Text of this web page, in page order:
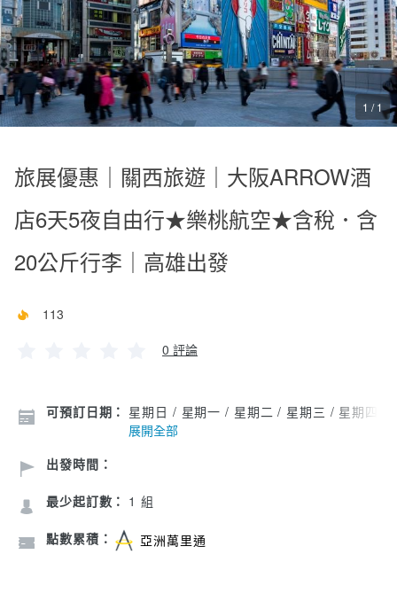
1 / 1
旅展優惠｜關西旅遊｜大阪ARROW酒
店6天5夜自由行★樂桃航空★含稅．含
20公斤行李｜高雄出發
0 評論
113
可預訂日期： 星期日 / 星期一 / 星期二 / 星期三 / 星期四 /
展開全部
出發時間：
最少起訂數： 1 組
點數累積： 亞洲萬里通